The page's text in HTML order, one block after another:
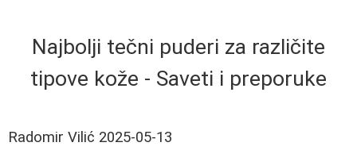
Najbolji tečni puderi za različite
tipove kože - Saveti i preporuke
Radomir Vilić 2025-05-13